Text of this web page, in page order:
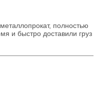
полностью
и быстро доставили груз